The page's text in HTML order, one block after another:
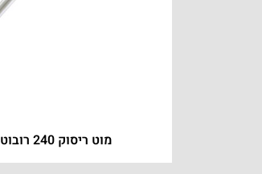
מוט ריסוק 240 רובוט קופ צרפת